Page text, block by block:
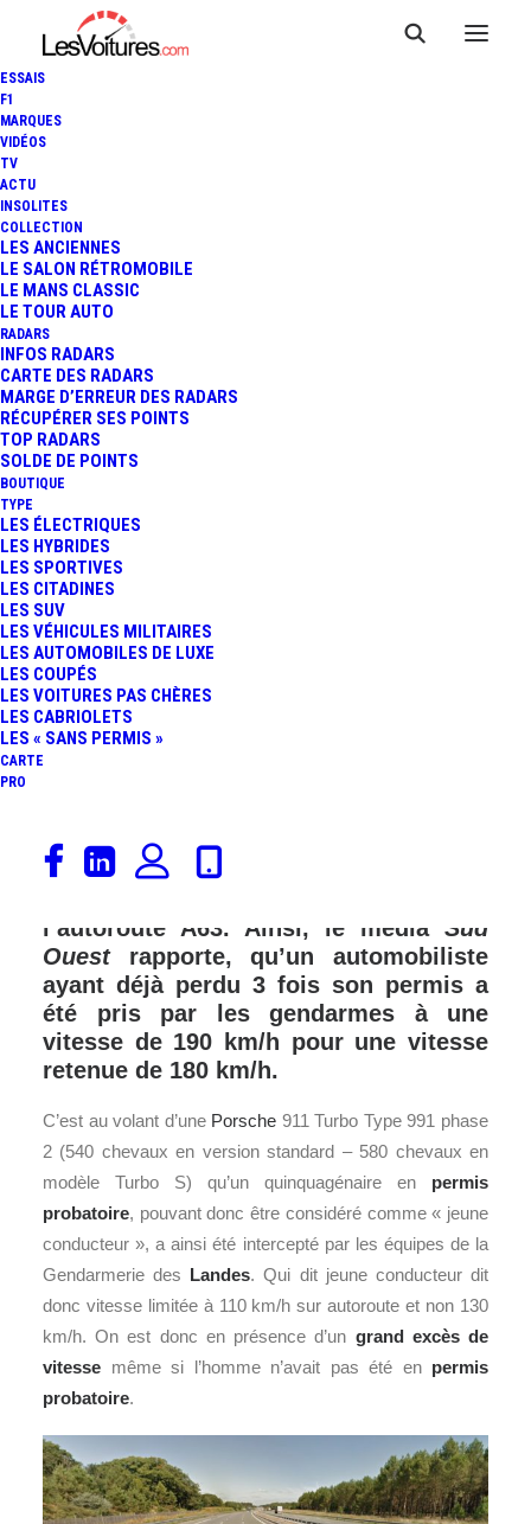
ESSAIS
F1
MARQUES
VIDÉOS
TV
ACTU
INSOLITES
COLLECTION
LES ANCIENNES
LE SALON RÉTROMOBILE
LE MANS CLASSIC
LE TOUR AUTO
RADARS
INFOS RADARS
CARTE DES RADARS
MARGE D’ERREUR DES RADARS
RÉCUPÉRER SES POINTS
TOP RADARS
SOLDE DE POINTS
BOUTIQUE
TYPE
LES ÉLECTRIQUES
LES HYBRIDES
LES SPORTIVES
LES CITADINES
LES SUV
LES VÉHICULES MILITAIRES
LES AUTOMOBILES DE LUXE
LES COUPÉS
LES VOITURES PAS CHÈRES
LES CABRIOLETS
LES « SANS PERMIS »
CARTE
PRO
FOIS SON PERMIS À CAUSE
D'UN GRAND EXCÈS DE
2 Minutes
Voici un grand excès de vitesse assez
insolite détecté par la Gendarmerie
l’autoroute A63. Ainsi, le média Sud
Ouest rapporte, qu’un automobiliste
ayant déjà perdu 3 fois son permis a
été pris par les gendarmes à une
vitesse de 190 km/h pour une vitesse
retenue de 180 km/h.
C’est au volant d’une Porsche 911 Turbo Type 991 phase
2 (540 chevaux en version standard – 580 chevaux en
modèle Turbo S) qu’un quinquagénaire en permis
probatoire, pouvant donc être considéré comme « jeune
conducteur », a ainsi été intercepté par les équipes de la
Gendarmerie des Landes. Qui dit jeune conducteur dit
donc vitesse limitée à 110 km/h sur autoroute et non 130
km/h. On est donc en présence d’un grand excès de
vitesse même si l’homme n’avait pas été en permis
probatoire.